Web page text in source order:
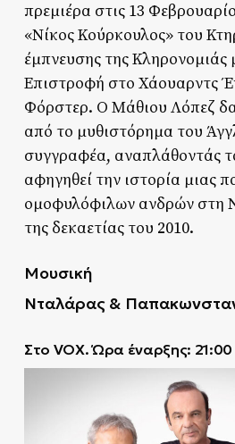
πρεμιέρα στις 13
«Νίκος Κούρκουλος» του
έμπνευσης της Κληρονομιάς
Επιστροφή στο Χάουαρντς
Φόρστερ. Ο Μάθιου Λόπεζ
από το μυθιστόρημα του
συγγραφέα, αναπλάθοντάς
αφηγηθεί την ιστορία μιας
ομοφυλόφιλων ανδρών στη
της δεκαετίας του 2010.
Μουσική
Νταλάρας &
Στο VOX. Ώρα έναρξης: 21:00